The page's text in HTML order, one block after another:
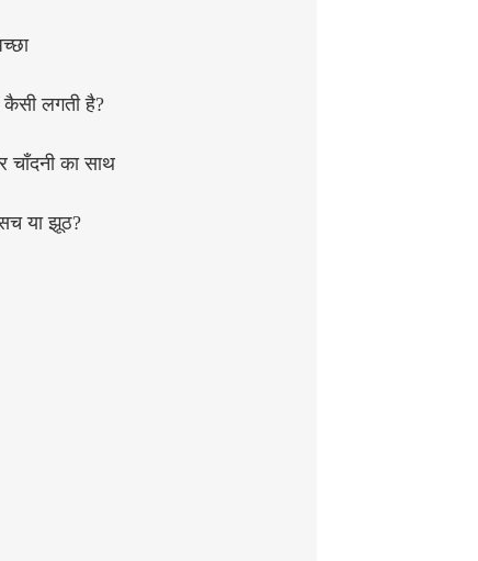
कैसी लगती है?
चाँदनी का साथ
या झूठ?